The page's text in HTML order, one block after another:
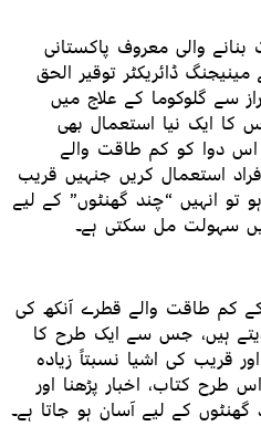
بنانے والی معروف پاکستانی
ڈائریکٹر توقیر الحق
سے گلوکوما کے علاج میں
کا ایک نیا استعمال بھی
اس دوا کو کم طاقت والے
استعمال کریں جنہیں قریب
تو انہیں “چند گھنٹوں” کے لیے
سہولت مل سکتی ہے۔
کے کم طاقت والے قطرے آنکھ کی
ہیں، جس سے ایک طرح کا
قریب کی اشیا نسبتاً زیادہ
طرح کتاب، اخبار پڑھنا اور
کے لیے آسان ہو جاتا ہے۔